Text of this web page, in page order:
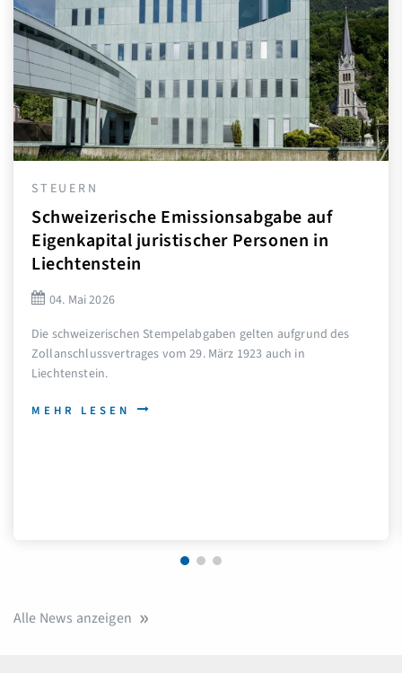
Emissionsabgabe auf
juristischer Personen in
2026
Stempelabgaben gelten aufgrund des
vom 29. März 1923 auch in
LESEN
Alle News anzeigen